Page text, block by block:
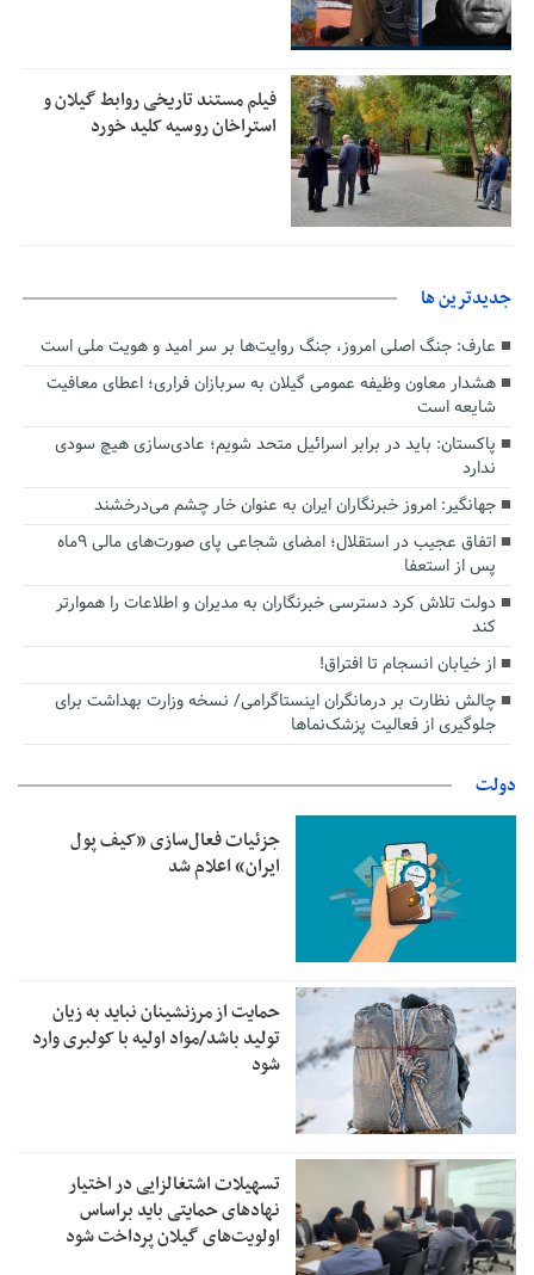
فیلم مستند تاریخی روابط گیلان و
استراخان روسیه کلید خورد
جديدترين ها
عارف: جنگ اصلی امروز، جنگ روایت‌ها بر سر امید و هویت ملی است
هشدار معاون وظیفه عمومی گیلان به سربازان فراری؛ اعطای معافیت
شایعه است
پاکستان: باید در برابر اسرائیل متحد شویم؛ عادی‌سازی هیچ سودی
ندارد
جهانگیر: امروز خبرنگاران ایران به عنوان خار چشم می‌درخشند
اتفاق عجیب در استقلال؛ امضای شجاعی پای صورت‌های مالی ٩ماه
پس از استعفا
دولت تلاش کرد دسترسی خبرنگاران به مدیران و اطلاعات را هموارتر
کند
از خیابان انسجام تا افتراق!
چالش نظارت بر درمانگران اینستاگرامی/ نسخه وزارت بهداشت برای
جلوگیری از فعالیت پزشک‌نماها
دولت
جزئیات فعال‌سازی «کیف پول
ایران» اعلام شد
حمایت از مرزنشینان نباید به زیان
تولید باشد/مواد اولیه با کولبری وارد
شود
تسهیلات اشتغالزایی در اختیار
نهادهای حمایتی باید براساس
اولویت‌های گیلان پرداخت شود